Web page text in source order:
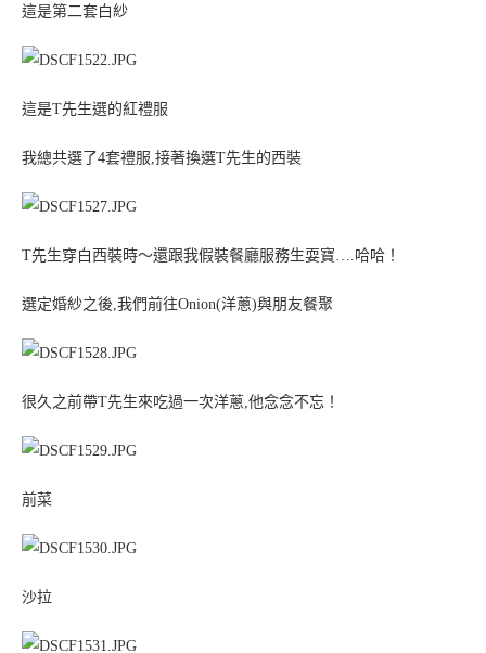
這是第二套白紗
這是T先生選的紅禮服
我總共選了4套禮服,接著換選T先生的西裝
T先生穿白西裝時～還跟我假裝餐廳服務生耍寶….哈哈！
選定婚紗之後,我們前往Onion(洋蔥)與朋友餐聚
很久之前帶T先生來吃過一次洋蔥,他念念不忘！
前菜
沙拉